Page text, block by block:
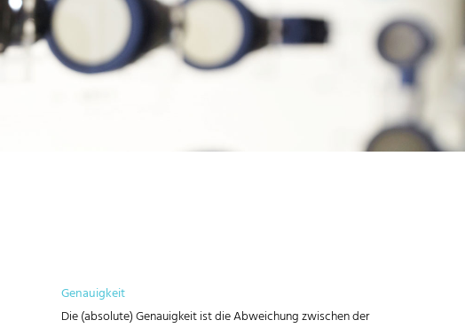
Genauigkeit
Die (absolute) Genauigkeit ist die Abweichung zwischen der